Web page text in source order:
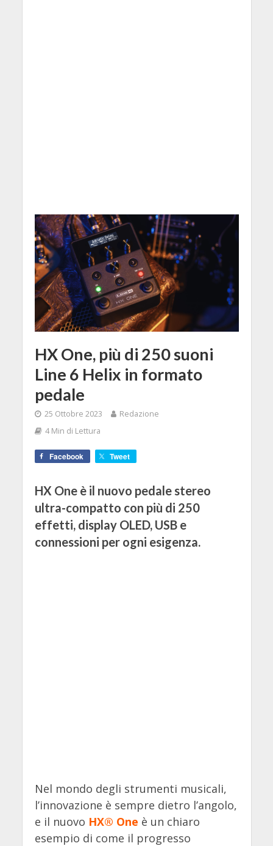
HX One, più di 250 suoni
Line 6 Helix in formato
pedale
25 Ottobre 2023
Redazione
4 Min di Lettura
Facebook Tweet
HX One è il nuovo pedale stereo
ultra-compatto con più di 250
effetti, display OLED, USB e
connessioni per ogni esigenza.
Nel mondo degli strumenti musicali,
l’innovazione è sempre dietro l’angolo,
e il nuovo HX® One è un chiaro
esempio di come il progresso